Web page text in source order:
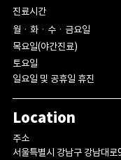
진료시간
월ㆍ화ㆍ수ㆍ금요일
목요일(야간진료)
토요일
일요일 및 공휴일 휴진
Location
주소
서울특별시 강남구 강남대